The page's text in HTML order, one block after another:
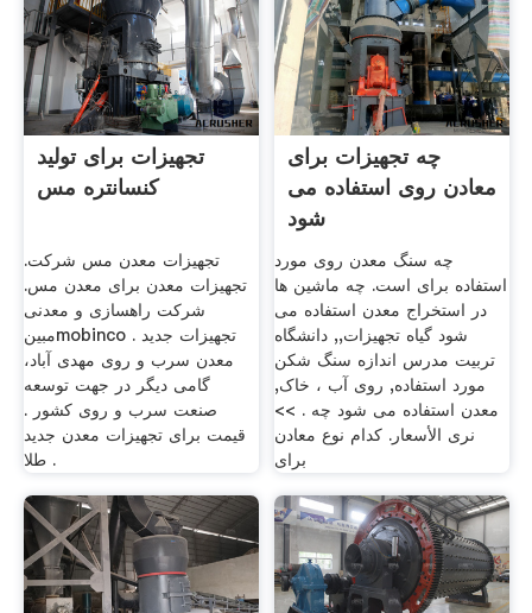
تجهیزات برای تولید
کنسانتره مس
تجهیزات معدن مس شرکت.
تجهیزات معدن برای معدن مس.
شرکت راهسازی و معدنی
مبینmobinco . تجهیزات جدید
معدن سرب و روی مهدی آباد،
گامی دیگر در جهت توسعه
صنعت سرب و روی کشور .
قیمت برای تجهیزات معدن جدید
طلا .
چه تجهیزات برای
معادن روی استفاده می
شود
چه سنگ معدن روی مورد
استفاده برای است. چه ماشین ها
در استخراج معدن استفاده می
شود گیاه تجهیزات,, دانشگاه
تربیت مدرس اندازه سنگ شکن
مورد استفاده, روی آب ، خاک,
معدن استفاده می شود چه . >>
نرى الأسعار. کدام نوع معادن
برای